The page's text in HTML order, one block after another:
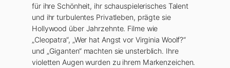
für ihre Schönheit, ihr schauspielerisches Talent
und ihr turbulentes Privatleben, prägte sie
Hollywood über Jahrzehnte. Filme wie
„Cleopatra“, „Wer hat Angst vor Virginia Woolf?“
und „Giganten“ machten sie unsterblich. Ihre
violetten Augen wurden zu ihrem Markenzeichen.